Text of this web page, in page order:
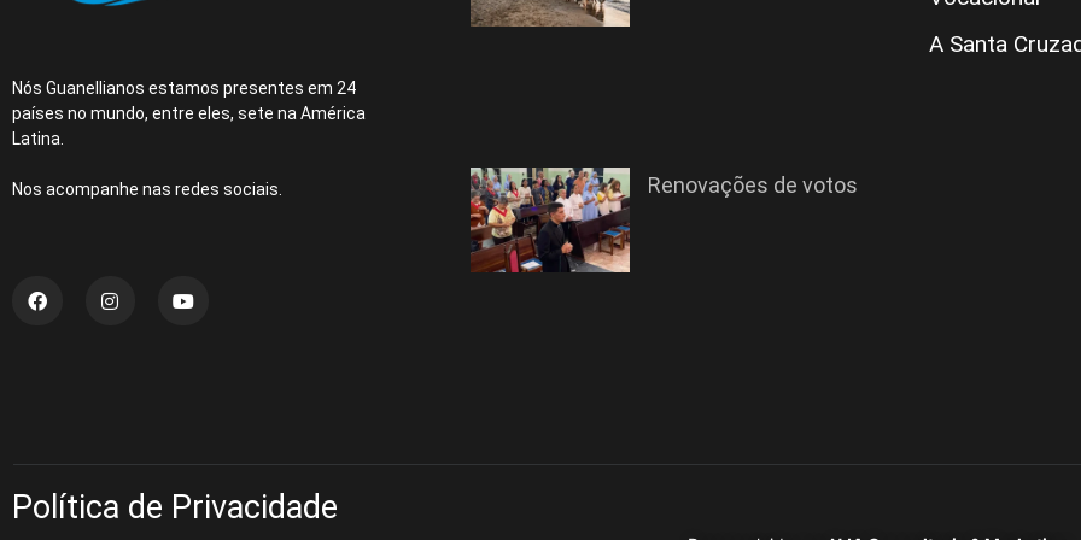
Nós Guanellianos estamos presentes em 24
países no mundo, entre eles, sete na América
Latina.
Nos acompanhe nas redes sociais. Renovações de votos
A Santa
Política de Privacidade